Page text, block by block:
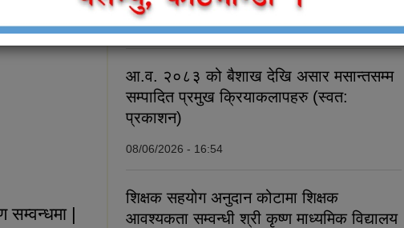
सूचना
सम्वन्धमा |
08/06/2026 - 21:31
आ.व. २०८३ को बैशाख देखि असार मसान्तसम्म
सम्पादित प्रमुख क्रियाकलापहरु (स्वत:
प्रकाशन)
08/06/2026 - 16:54
शिक्षक सहयोग अनुदान कोटामा शिक्षक
आवश्यकता सम्वन्धी श्री कृष्ण माध्यमिक विद्यालय